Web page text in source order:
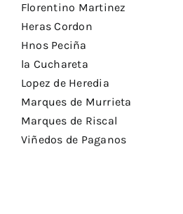
Florentino Martinez
Heras Cordon
Hnos Peciña
la Cuchareta
Lopez de Heredia
Marques de Murrieta
Marques de Riscal
Viñedos de Paganos